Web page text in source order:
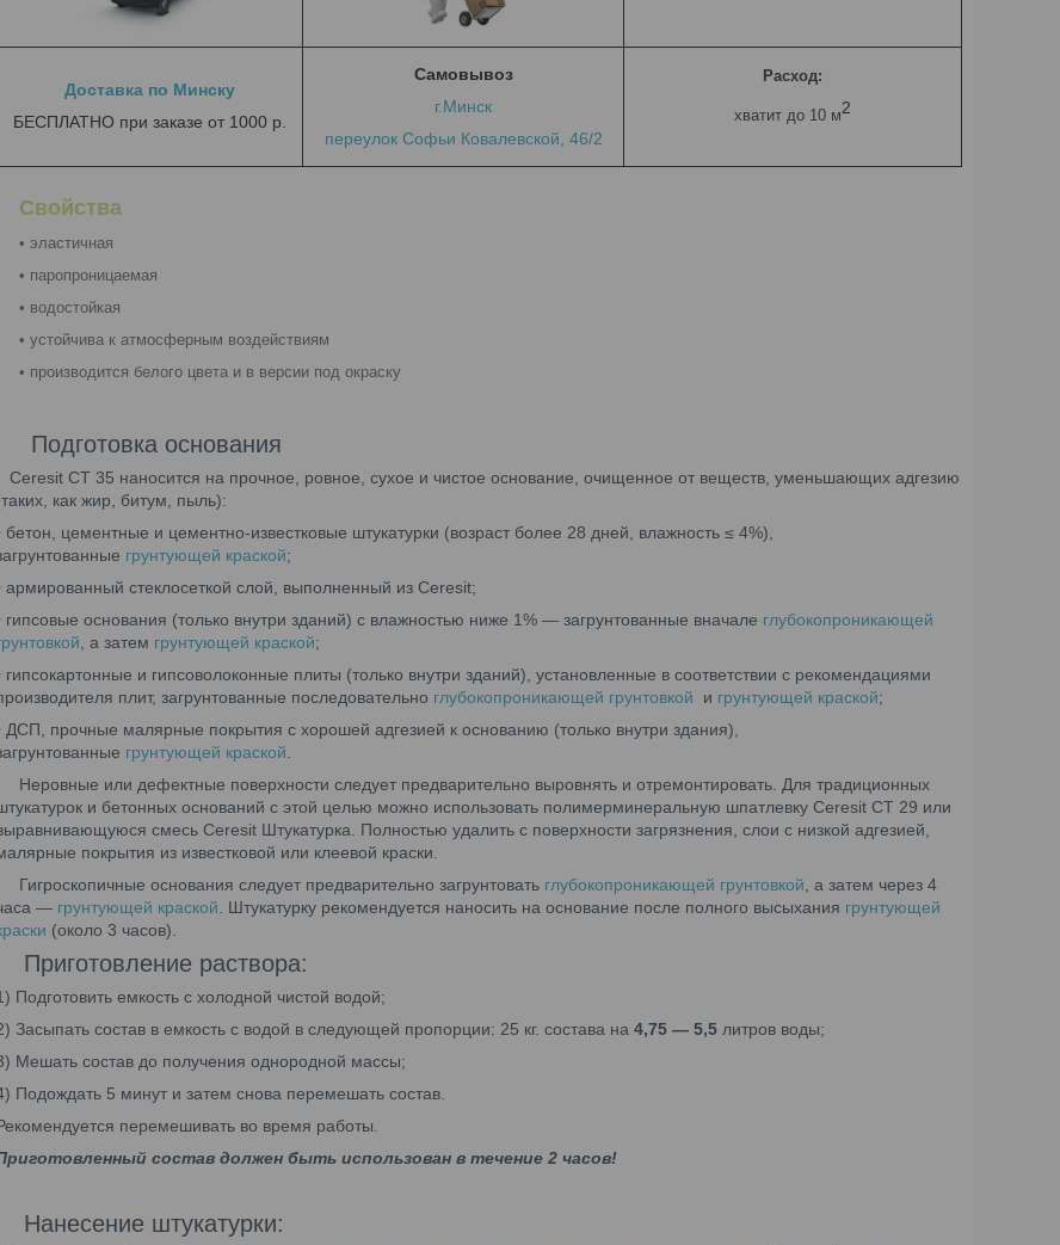
Доставка по Минску
БЕСПЛАТНО при заказе от 1000 р.
Самовывоз
г.Минск
переулок Софьи Ковалевской, 46/2
Расход:
хватит до 10 м2
Свойства
• эластичная
• паропроницаемая
• водостойкая
• устойчива к атмосферным воздействиям
• производится белого цвета и в версии под окраску
Подготовка основания
Ceresit CT 35 наносится на прочное, ровное, сухое и чистое основание, очищенное от веществ, уменьшающих адгезию
как жир, битум, пыль):
бетон, цементные и цементно-известковые штукатурки (возраст более 28 дней, влажность ≤ 4%),
грунтующей краской;
армированный стеклосеткой слой, выполненный из Ceresit;
гипсовые основания (только внутри зданий) с влажностью ниже 1% — загрунтованные вначале глубокопроникающей
, а затем грунтующей краской;
гипсокартонные и гипсоволоконные плиты (только внутри зданий), установленные в соответствии с рекомендациями
плит, загрунтованные последовательно глубокопроникающей грунтовкой и грунтующей краской;
ДСП, прочные малярные покрытия с хорошей адгезией к основанию (только внутри здания),
грунтующей краской
Неровные или дефектные поверхности следует предварительно выровнять и отремонтировать. Для традиционных
и бетонных оснований с этой целью можно использовать полимерминеральную шпатлевку Ceresit CT 29 или
смесь Ceresit Штукатурка. Полностью удалить с поверхности загрязнения, слои с низкой адгезией,
покрытия из известковой или клеевой краски.
Гигроскопичные основания следует предварительно загрунтовать глубокопроникающей грунтовкой , а затем через 4
— грунтующей краской . Штукатурку рекомендуется наносить на основание после полного высыхания грунтующей
(около 3 часов).
Приготовление раствора:
Подготовить емкость с холодной чистой водой;
Засыпать состав в емкость с водой в следующей пропорции: 25 кг. состава на 4,75 ― 5,5 литров воды;
Мешать состав до получения однородной массы;
Подождать 5 минут и затем снова перемешать состав.
перемешивать во время работы.
состав должен быть использован в течение 2 часов!
Нанесение штукатурки: